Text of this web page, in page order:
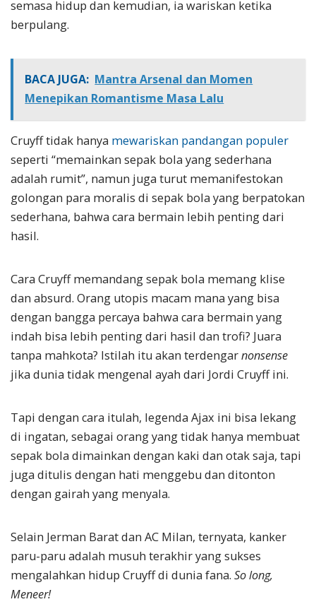
semasa hidup dan kemudian, ia wariskan ketika
berpulang.
BACA JUGA: Mantra Arsenal dan Momen
Menepikan Romantisme Masa Lalu
Cruyff tidak hanya mewariskan pandangan populer
seperti “memainkan sepak bola yang sederhana
adalah rumit”, namun juga turut memanifestokan
golongan para moralis di sepak bola yang berpatokan
sederhana, bahwa cara bermain lebih penting dari
hasil.
Cara Cruyff memandang sepak bola memang klise
dan absurd. Orang utopis macam mana yang bisa
dengan bangga percaya bahwa cara bermain yang
indah bisa lebih penting dari hasil dan trofi? Juara
tanpa mahkota? Istilah itu akan terdengarnonsense
jika dunia tidak mengenal ayah dari Jordi Cruyff ini.
Tapi dengan cara itulah, legenda Ajax ini bisa lekang
di ingatan, sebagai orang yang tidak hanya membuat
sepak bola dimainkan dengan kaki dan otak saja, tapi
juga ditulis dengan hati menggebu dan ditonton
dengan gairah yang menyala.
Selain Jerman Barat dan AC Milan, ternyata, kanker
paru-paru adalah musuh terakhir yang sukses
mengalahkan hidup Cruyff di dunia fana. So long,
Meneer!